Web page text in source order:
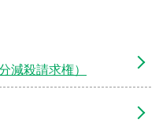
減殺請求権）